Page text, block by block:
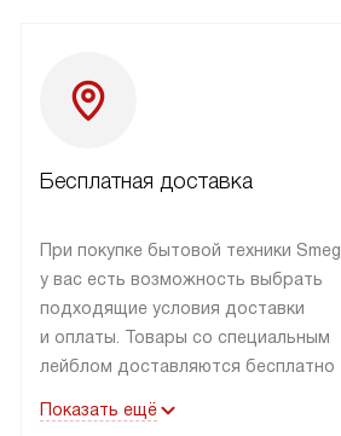
Бесплатная доставка
При покупке бытовой техники Smeg
у вас есть возможность выбрать
подходящие условия доставки
и оплаты. Товары со специальным
лейблом доставляются бесплатно
до подъезда. Доставка за пределы
Показать ещё